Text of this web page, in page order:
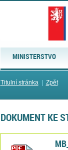
MINISTERSTVO
Titulní stránka| Zpět
DOKUMENT KE